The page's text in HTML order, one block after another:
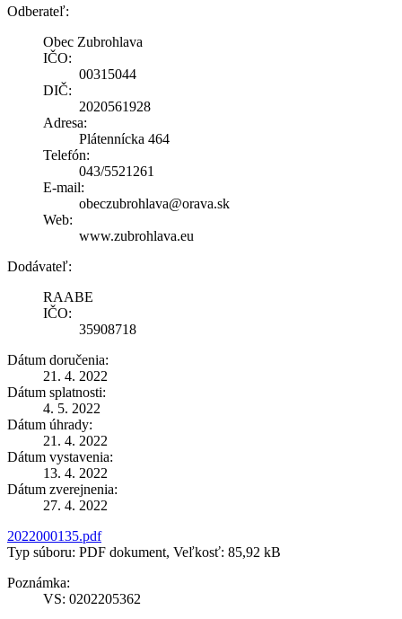
Odberateľ:
Obec Zubrohlava
IČO:
00315044
DIČ:
2020561928
Adresa:
Plátennícka 464
Telefón:
043/5521261
E-mail:
obeczubrohlava@orava.sk
Web:
www.zubrohlava.eu
Dodávateľ:
RAABE
IČO:
35908718
Dátum doručenia:
21. 4. 2022
Dátum splatnosti:
4. 5. 2022
Dátum úhrady:
21. 4. 2022
Dátum vystavenia:
13. 4. 2022
Dátum zverejnenia:
27. 4. 2022
2022000135.pdf
Typ súboru: PDF dokument, Veľkosť: 85,92 kB
Poznámka:
VS: 0202205362